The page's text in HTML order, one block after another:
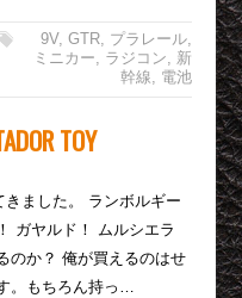
9V, GTR, プラレール,
ミニカー, ラジコン, 新
幹線, 電池
TOY
ました。 ランボルギー
ガヤルド！ ムルシエラ
のか？ 俺が買えるのはせ
。もちろん持っ…